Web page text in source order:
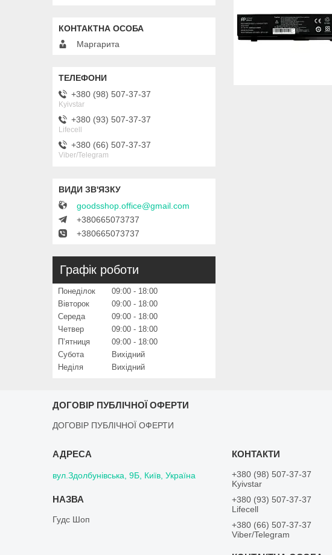
Маргарита
+380 (98) 507-37-37
Kyivstar
+380 (93) 507-37-37
Lifecell
+380 (66) 507-37-37
Viber/Telegram
goodsshop.office@gmail.com
+380665073737
+380665073737
Графік роботи
Понеділок 09:00
18:00
Вівторок
09:00
18:00
Середа
09:00
18:00
Четвер
09:00
18:00
Пʼятниця
09:00
18:00
Субота
Вихідний
Неділя
Вихідний
ДОГОВІР ПУБЛІЧНОЇ ОФЕРТИ
ДОГОВІР ПУБЛІЧНОЇ ОФЕРТИ
вул.Здолбунівська, 9Б, Київ, Україна
Гудс Шоп
+380 (98) 507-37-37
Kyivstar
+380 (93) 507-37-37
Lifecell
+380 (66) 507-37-37
Viber/Telegram